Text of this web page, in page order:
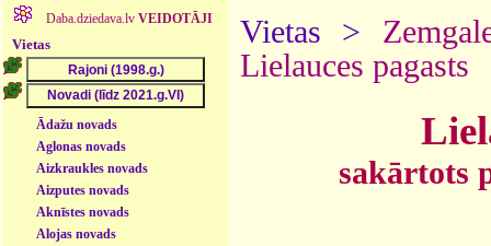
Daba.dziedava.lv VEIDOTĀJI
Vietas
Ādažu novads
Aglonas novads
Aizkraukles novads
Aizputes novads
Aknīstes novads
Alojas novads
Vietas >
Lielauces pagasts
sakārtots